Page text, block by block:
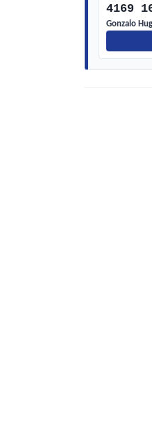
4169
Gonzalo